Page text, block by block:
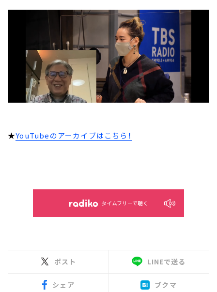
★YouTubeのアーカイブはこちら！
タイムフリーで聴く
ポスト LINEで送る
シェア ブクマ